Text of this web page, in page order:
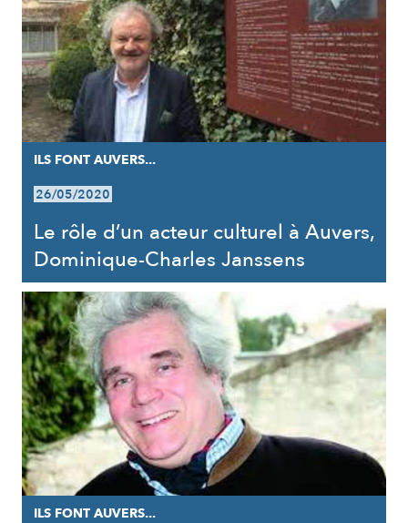
ILS FONT AUVERS...
26/05/2020
Le rôle d’un acteur culturel à Auvers,
Dominique-Charles Janssens
ILS FONT AUVERS...